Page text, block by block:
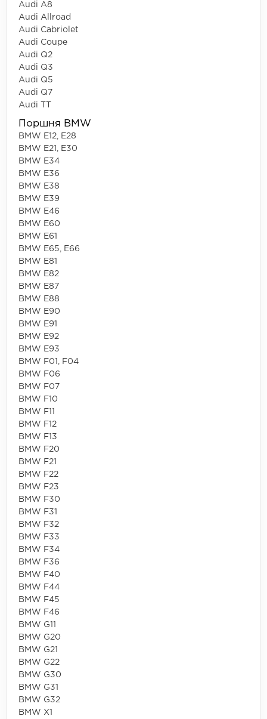
Audi A8
Audi Allroad
Audi Cabriolet
Audi Coupe
Audi Q2
Audi Q3
Audi Q5
Audi Q7
Audi TT
Поршня BMW
BMW E12, E28
BMW E21, E30
BMW E34
BMW E36
BMW E38
BMW E39
BMW E46
BMW E60
BMW E61
BMW E65, E66
BMW E81
BMW E82
BMW E87
BMW E88
BMW E90
BMW E91
BMW E92
BMW E93
BMW F01, F04
BMW F06
BMW F07
BMW F10
BMW F11
BMW F12
BMW F13
BMW F20
BMW F21
BMW F22
BMW F23
BMW F30
BMW F31
BMW F32
BMW F33
BMW F34
BMW F36
BMW F40
BMW F44
BMW F45
BMW F46
BMW G11
BMW G20
BMW G21
BMW G22
BMW G30
BMW G31
BMW G32
BMW X1